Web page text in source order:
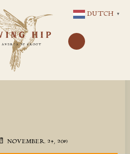
NAAR
DE
INHOUD
NOVEMBER 24, 2019
DUTCH ▼